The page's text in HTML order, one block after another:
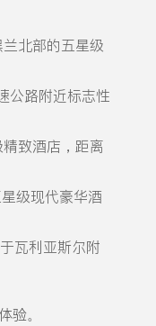
北部的五星级
公路附近标志性
精致酒店，距离
星级现代豪华酒
瓦利亚斯尔附
验。